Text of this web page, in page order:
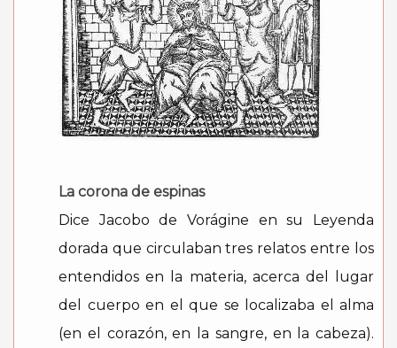
La corona de espinas
Dice Jacobo de Vorágine en su Leyenda
dorada que circulaban tres relatos entre los
entendidos en la materia, acerca del lugar
del cuerpo en el que se localizaba el alma
(en el corazón, en la sangre, en la cabeza).